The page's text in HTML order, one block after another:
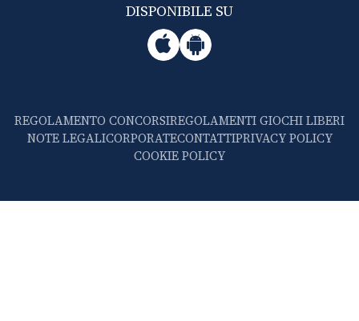
DISPONIBILE SU
REGOLAMENTO CONCORSIREGOLAMENTI GIOCHI LIBERI
NOTE LEGALICORPORATECONTATTIPRIVACY POLICY
COOKIE POLICY